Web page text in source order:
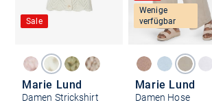
Sale
Marie Lund
Damen Strickshirt
Wenige
verfügbar
Marie Lund
Damen Hose